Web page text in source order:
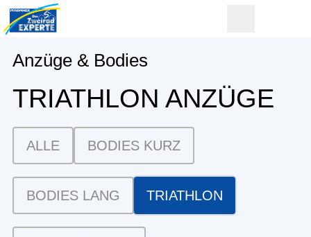
Anzüge & Bodies
TRIATHLON ANZÜGE
ALLE BODIES KURZ
BODIES LANG TRIATHLON